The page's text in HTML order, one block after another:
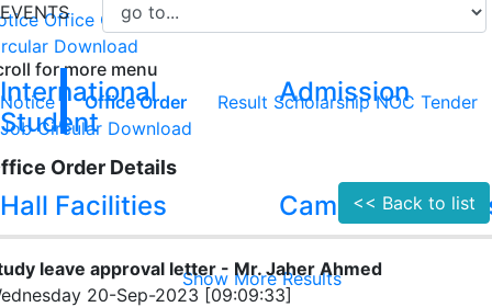
EVENTS
International
Student
Admission
Hall Facilities Campus
Show More Results
Office Order Result
Download
for more menu
Notice
Office Order Result Scholarship NOC Tender
Job Circular Download
Order Details
<< Back to list
leave approval letter - Mr. Jaher Ahmed
20-Sep-2023 [09:09:33]